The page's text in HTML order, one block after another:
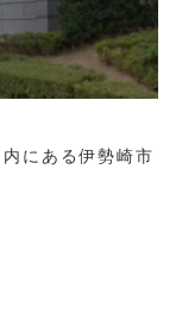
にある伊勢崎市